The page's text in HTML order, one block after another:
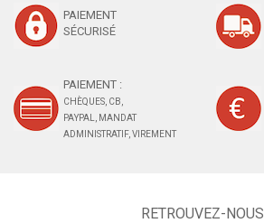
PAIEMENT
SÉCURISÉ
PAIEMENT :
CHÈQUES, CB,
PAYPAL, MANDAT
ADMINISTRATIF, VIREMENT
RETROUVEZ-NOUS